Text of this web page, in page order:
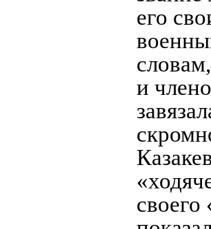
его
и
своего